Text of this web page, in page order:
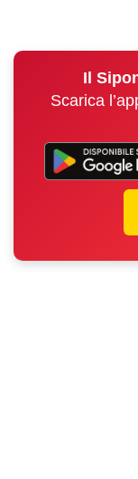
Il
Scarica